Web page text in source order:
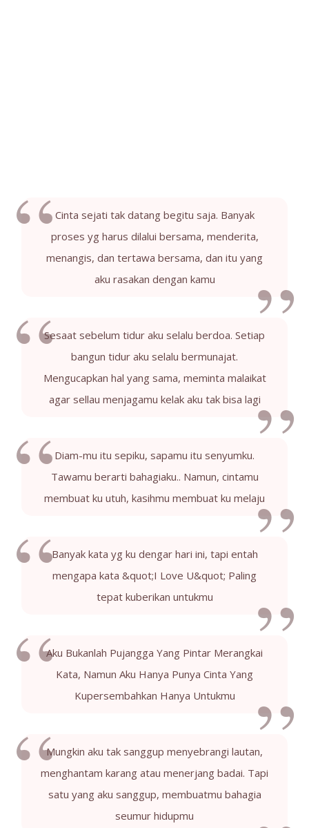
Cinta sejati tak datang begitu saja. Banyak
proses yg harus dilalui bersama, menderita,
menangis, dan tertawa bersama, dan itu yang
aku rasakan dengan kamu
Sesaat sebelum tidur aku selalu berdoa. Setiap
bangun tidur aku selalu bermunajat.
Mengucapkan hal yang sama, meminta malaikat
agar sellau menjagamu kelak aku tak bisa lagi
Diam-mu itu sepiku, sapamu itu senyumku.
Tawamu berarti bahagiaku.. Namun, cintamu
membuat ku utuh, kasihmu membuat ku melaju
Banyak kata yg ku dengar hari ini, tapi entah
mengapa kata &quot;I Love U&quot; Paling
tepat kuberikan untukmu
Aku Bukanlah Pujangga Yang Pintar Merangkai
Kata, Namun Aku Hanya Punya Cinta Yang
Kupersembahkan Hanya Untukmu
Mungkin aku tak sanggup menyebrangi lautan,
menghantam karang atau menerjang badai. Tapi
satu yang aku sanggup, membuatmu bahagia
seumur hidupmu